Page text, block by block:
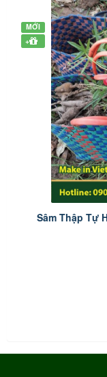
MỚI
+
Sâm Thập Tự